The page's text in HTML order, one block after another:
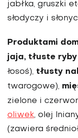
jabłka, gruszki
słodyczy i
Produktami
jaja, tłuste ryby
łosoś), tłusty
twarogowe),
zielone i
oliwek, olej
(zawiera